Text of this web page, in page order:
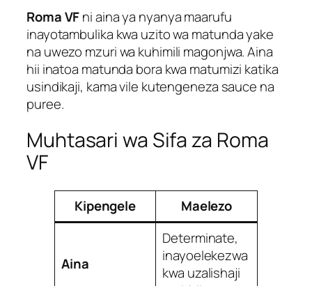
Roma VFni aina ya nyanya maarufu
inayotambulika kwa uzito wa matunda yake
na uwezo mzuri wa kuhimili magonjwa. Aina
hii inatoa matunda bora kwa matumizi katika
usindikaji, kama vile kutengeneza sauce na
puree.
Muhtasari wa Sifa za Roma
VF
Kipengele Maelezo
Aina
Determinate,
inayoelekezwa
kwa uzalishaji